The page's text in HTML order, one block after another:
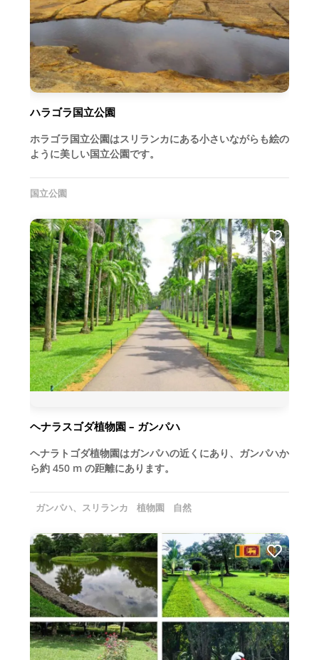
ハラゴラ国立公園
ホラゴラ国立公園はスリランカにある小さいながらも絵の
ように美しい国立公園です。
国立公園
ヘナラスゴダ植物園 – ガンパハ
ヘナラトゴダ植物園はガンパハの近くにあり、ガンパハか
ら約 450 m の距離にあります。
ガンパハ、スリランカ 植物園 自然